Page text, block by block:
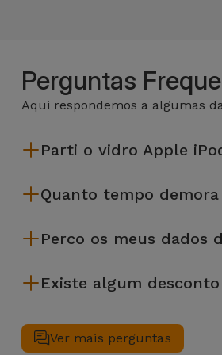
Perguntas
Aqui respondemos a algumas
Parti o vidro Apple
Quanto tempo demora
Perco os meus dados
precises de ajuda com a gestão de
Existe algum
simultâneo, aplicamos um desconto
Ver mais perguntas